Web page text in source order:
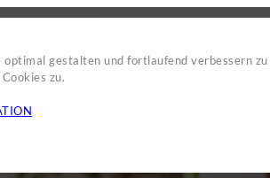
optimal gestalten und fortlaufend verbessern
zu.
VORTEILE